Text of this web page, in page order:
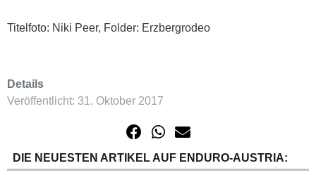
Titelfoto: Niki Peer, Folder: Erzbergrodeo
Details
Veröffentlicht: 31. Oktober 2017
DIE NEUESTEN ARTIKEL AUF ENDURO-AUSTRIA: